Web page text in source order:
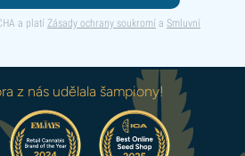
a platí Zásady ochrany soukromí a Smluvní
z nás udělala šampiony!